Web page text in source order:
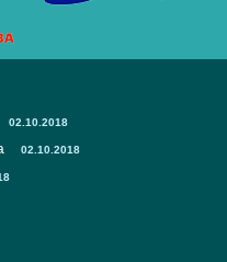
02.10.2018
02.10.2018